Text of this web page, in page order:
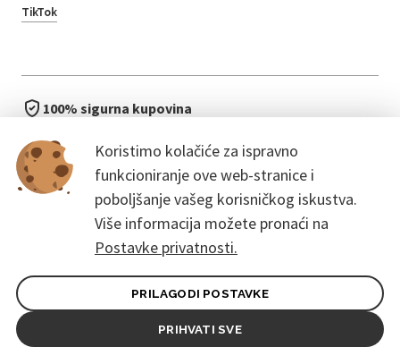
Koristimo kolačiće za ispravno
funkcioniranje ove web-stranice i
poboljšanje vašeg korisničkog iskustva.
Više informacija možete pronaći na
Postavke privatnosti.
PRILAGODI POSTAVKE
PRIHVATI SVE
TikTok
100% sigurna kupovina
bez čekanja u redu
Opći uvjeti ugovora za kupce
Pravila zaštite osobnih podataka
© 2026. CoreEvent